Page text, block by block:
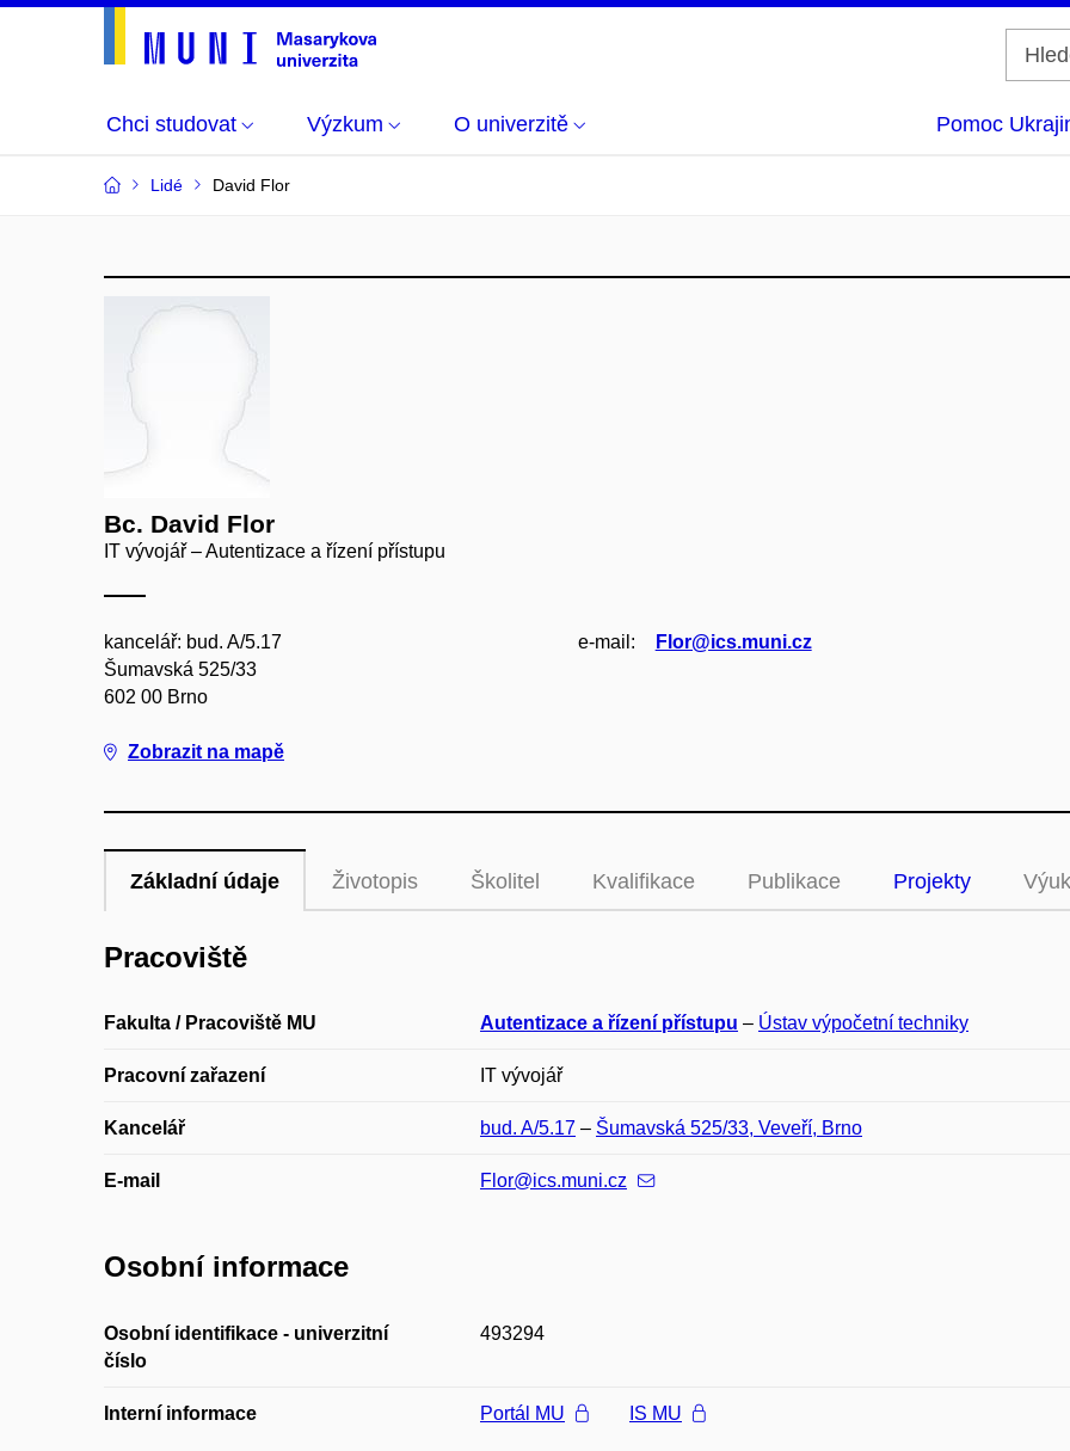
Chci studovat Výzkum O univerzitě Pomoc
Lidé David Flor
Bc. David Flor
IT vývojář – Autentizace a řízení přístupu
kancelář: bud. A/5.17
Šumavská 525/33
602 00 Brno
Zobrazit na mapě
e‑mail: Flor@ics.muni.cz
Základní údaje Životopis Školitel Kvalifikace Publikace Projekty
Pracoviště
Fakulta / Pracoviště MU Autentizace a řízení přístupu – Ústav výpočetní techniky
Pracovní zařazení IT vývojář
Kancelář bud. A/5.17 – Šumavská 525/33, Veveří, Brno
E-mail Flor@ics.muni.cz
Osobní informace
Osobní identifikace - univerzitní
číslo
493294
Interní informace Portál MU IS MU